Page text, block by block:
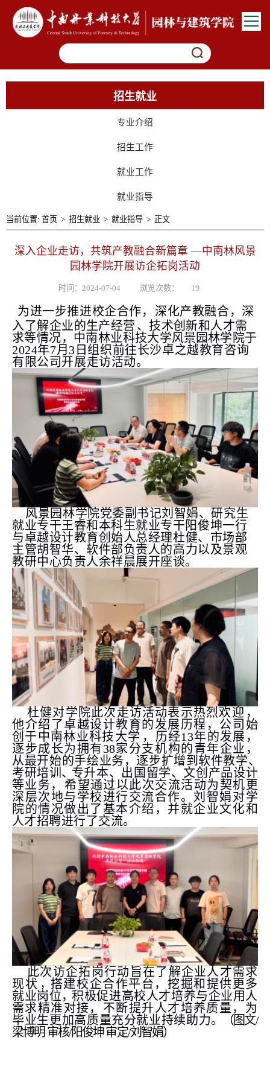
招生就业
专业介绍
招生工作
就业工作
就业指导
当前位置: 首页 > 招生就业 > 就业指导 > 正文
深入企业走访，共筑产教融合新篇章 —中南林风景
园林学院开展访企拓岗活动
时间：2024-07-04 浏览次数： 19
为进一步推进校企合作， 深化产教融合， 深
入了解企业的生产经营 、技术创新和人才需
求等情况， 中南林业科技大学风景园林学院于
2024年7月3 日组织前往长沙卓之越教育咨询
有限公司开展走访活动。
风景园林学院党委副书记刘智娟、研究生
就业专干王睿和本科生就业专干阳俊坤一行
与卓越设计教育创始人总经理杜健、 市场部
主管胡智华、 软件部负责人的高力以及景观
教研中心负责人余祥晨展开座谈。
杜健对学院此次走访活动表示热烈欢迎 ，
他介绍了卓越设计教育的发展历程，公司始
创于中南林业科技大学 ， 历经13年的发展，
逐步成长为拥有38家分支机构的青年企业，
从最开始的手绘业务 ， 逐步扩增到 软件教学、
考研培训 、 专升本、 出国留学、文创产品设计
等业务，
希望通过以此次交流活动为契机 更
深层次地与学校进行交流合作。 刘智娟对学
院的情况做出了基本介绍，并就企业文化和
人才招聘进行了交流。
此次访企拓岗行动旨在了解企业人才需求
现状 ， 搭建校企合作平台 ， 挖掘和提供更多
就业岗位，积极促进高校人才培养与企业用人
需求精准对接， 不断提升人才培养质量， 为
毕业生更加高质量充分就业持续助力。（图文/
梁博明 审核/阳俊坤 审定/刘智娟）